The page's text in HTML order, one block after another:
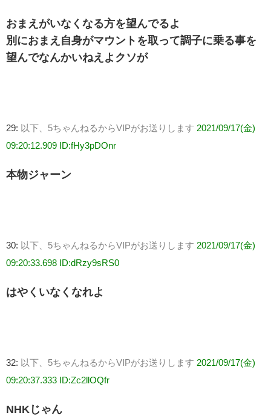
おまえがいなくなる方を望んでるよ
別におまえ自身がマウントを取って調子に乗る事を
望んでなんかいねえよクソが
29: 以下、5ちゃんねるからVIPがお送りします 2021/09/17(金)
09:20:12.909 ID:fHy3pDOnr
本物ジャーン
30: 以下、5ちゃんねるからVIPがお送りします 2021/09/17(金)
09:20:33.698 ID:dRzy9sRS0
はやくいなくなれよ
32: 以下、5ちゃんねるからVIPがお送りします 2021/09/17(金)
09:20:37.333 ID:Zc2llOQfr
NHKじゃん